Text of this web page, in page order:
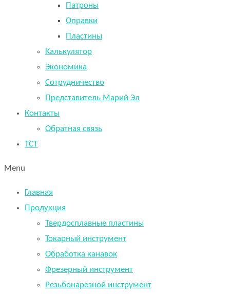
Патроны
Оправки
Пластины
Калькулятор
Экономика
Сотрудничество
Представитель Марий Эл
Контакты
Обратная связь
TCT
Menu
Главная
Продукция
Твердосплавные пластины
Токарный инструмент
Обработка канавок
Фрезерный инструмент
Резьбонарезной инструмент